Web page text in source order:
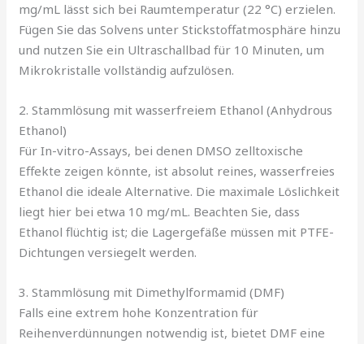
mg/mL lässt sich bei Raumtemperatur (22 °C) erzielen.
Fügen Sie das Solvens unter Stickstoffatmosphäre hinzu
und nutzen Sie ein Ultraschallbad für 10 Minuten, um
Mikrokristalle vollständig aufzulösen.
2. Stammlösung mit wasserfreiem Ethanol (Anhydrous
Ethanol)
Für In-vitro-Assays, bei denen DMSO zelltoxische
Effekte zeigen könnte, ist absolut reines, wasserfreies
Ethanol die ideale Alternative. Die maximale Löslichkeit
liegt hier bei etwa 10 mg/mL. Beachten Sie, dass
Ethanol flüchtig ist; die Lagergefäße müssen mit PTFE-
Dichtungen versiegelt werden.
3. Stammlösung mit Dimethylformamid (DMF)
Falls eine extrem hohe Konzentration für
Reihenverdünnungen notwendig ist, bietet DMF eine